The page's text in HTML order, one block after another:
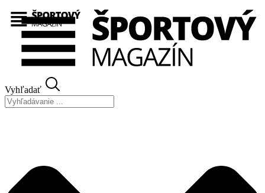
Preskočiť
na
obsah
Vyhľadať